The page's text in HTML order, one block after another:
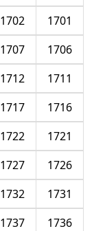
1701
1702
1706
1707
1711
1712
1716
1717
1721
1722
1726
1727
1731
1732
1736
1737